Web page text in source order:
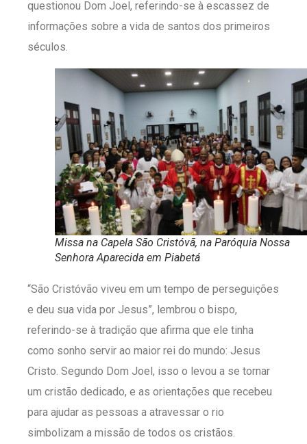
questionou Dom Joel, referindo-se à escassez de
informações sobre a vida de santos dos primeiros
séculos.
Missa na Capela São Cristóvã, na Paróquia Nossa
Senhora Aparecida em Piabetá
“São Cristóvão viveu em um tempo de perseguições
e deu sua vida por Jesus”, lembrou o bispo,
referindo-se à tradição que afirma que ele tinha
como sonho servir ao maior rei do mundo: Jesus
Cristo. Segundo Dom Joel, isso o levou a se tornar
um cristão dedicado, e as orientações que recebeu
para ajudar as pessoas a atravessar o rio
simbolizam a missão de todos os cristãos.